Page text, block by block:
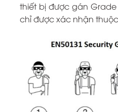
thiết bị được gán
chỉ được xác nhận